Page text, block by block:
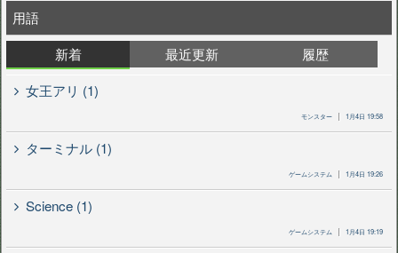
用語
新着
最近更新
履歴
女王アリ (1)
モンスター 1月4日 19:58
ターミナル (1)
ゲームシステム 1月4日 19:26
Science (1)
ゲームシステム 1月4日 19:19